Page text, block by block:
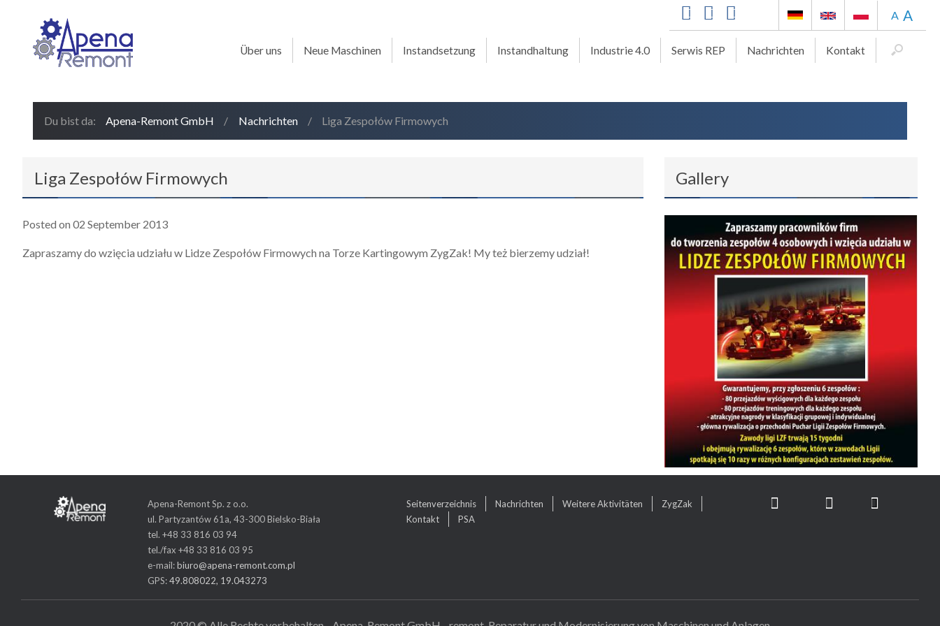
A A
Über uns Neue Maschinen Instandsetzung Instandhaltung Industrie 4.0 Serwis REP Nachrichten Kontakt
Du bist da: Apena-Remont GmbH / Nachrichten / Liga Zespołów Firmowych
Liga Zespołów Firmowych
Posted on 02 September 2013
Zapraszamy do wzięcia udziału w Lidze Zespołów Firmowych na Torze Kartingowym ZygZak! My też bierzemy udział!
Gallery
Apena-Remont Sp. z o.o.
ul. Partyzantów 61a, 43-300 Bielsko-Biała
tel. +48 33 816 03 94
tel./fax +48 33 816 03 95
e-mail:biuro@apena-remont.com.pl
GPS:49.808022, 19.043273
Seitenverzeichnis Nachrichten Weitere Aktivitäten
ZygZak
Kontakt
PSA